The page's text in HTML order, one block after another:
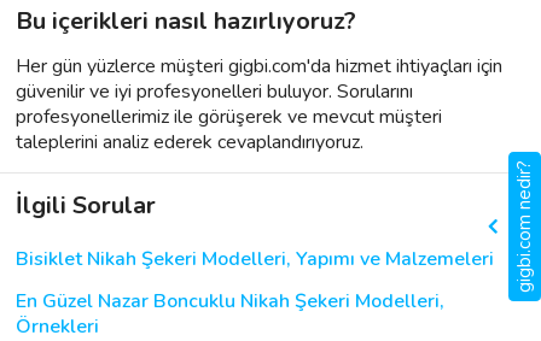
Bu içerikleri nasıl hazırlıyoruz?
Her gün yüzlerce müşteri gigbi.com'da hizmet ihtiyaçları için
güvenilir ve iyi profesyonelleri buluyor. Sorularını
profesyonellerimiz ile görüşerek ve mevcut müşteri
taleplerini analiz ederek cevaplandırıyoruz.
İlgili Sorular
Bisiklet Nikah Şekeri Modelleri, Yapımı ve Malzemeleri
En Güzel Nazar Boncuklu Nikah Şekeri Modelleri,
Örnekleri
gigbi.com nedir?